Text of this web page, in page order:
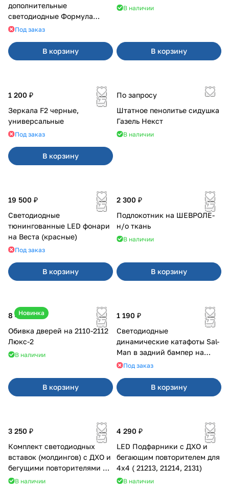
дополнительные
светодиодные Формула
Света
Под заказ
В корзину
В наличии
В корзину
1 200 ₽
Зеркала F2 черные,
универсальные
Под заказ
В корзину
По запросу
Штатное пенолитье сидушка
Газель Некст
В наличии
19 500 ₽
Светодиодные
тюнингованные LED фонари
на Веста (красные)
Под заказ
В корзину
2 300 ₽
Подлокотник на ШЕВРОЛЕ-
н/о ткань
В наличии
В корзину
Новинка
8 400 ₽
Обивка дверей на 2110-2112
Люкс-2
В наличии
В корзину
1 190 ₽
Светодиодные
динамические катафоты Sal-
Man в задний бампер на
Приора 2
Под заказ
В корзину
3 250 ₽
Комплект светодиодных
вставок (молдингов) с ДХО и
бегущими повторителями на
Веста
В наличии
4 290 ₽
LED Подфарники с ДХО и
бегающим повторителем для
4x4 ( 21213, 21214, 2131)
В наличии